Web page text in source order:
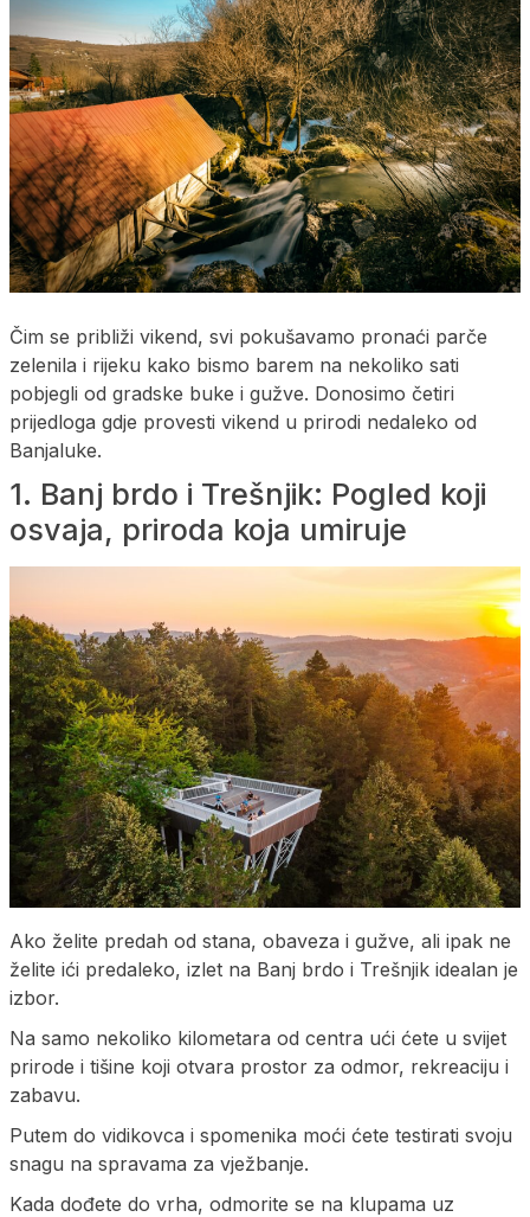
Čim se približi vikend, svi pokušavamo pronaći parče
zelenila i rijeku kako bismo barem na nekoliko sati
pobjegli od gradske buke i gužve. Donosimo četiri
prijedloga gdje provesti vikend u prirodi nedaleko od
Banjaluke.
1. Banj brdo i Trešnjik: Pogled koji
osvaja, priroda koja umiruje
Ako želite predah od stana, obaveza i gužve, ali ipak ne
želite ići predaleko, izlet na Banj brdo i Trešnjik idealan je
izbor.
Na samo nekoliko kilometara od centra ući ćete u svijet
prirode i tišine koji otvara prostor za odmor, rekreaciju i
zabavu.
Putem do vidikovca i spomenika moći ćete testirati svoju
snagu na spravama za vježbanje.
Kada dođete do vrha, odmorite se na klupama uz